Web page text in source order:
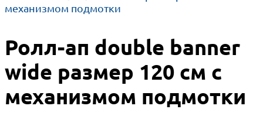
механизмом подмотки
Ролл-ап double banner
wide размер 120 см с
механизмом подмотки